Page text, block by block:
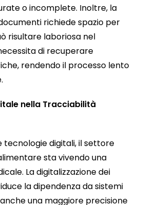
o incomplete. Inoltre, la
richiede spazio per
risultare laboriosa nel
di recuperare
rendendo il processo lento
nella Tracciabilità
tecnologie digitali, il settore
sta vivendo una
La digitalizzazione dei
la dipendenza da sistemi
una maggiore precisione